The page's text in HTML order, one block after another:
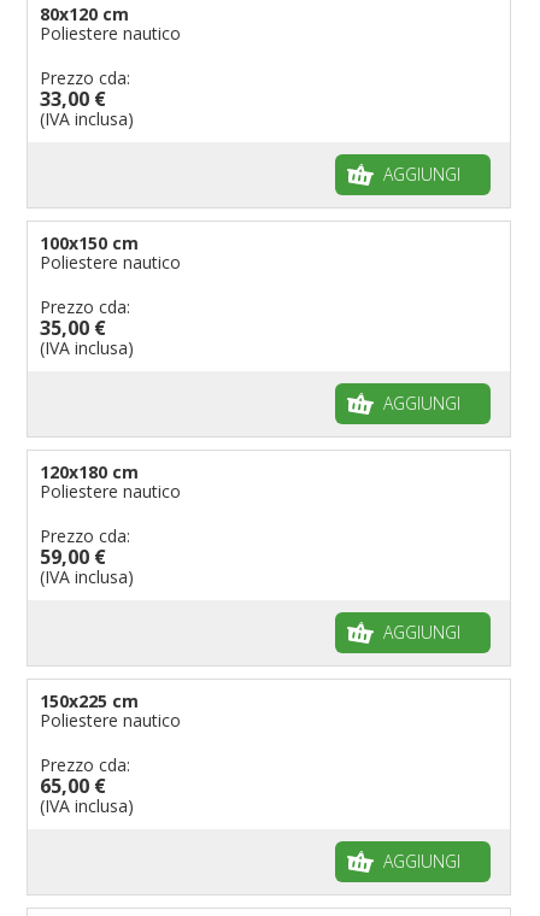
80x120 cm
Poliestere nautico
Prezzo cda:
33,00 €
(IVA inclusa)
AGGIUNGI
100x150 cm
Poliestere nautico
Prezzo cda:
35,00 €
(IVA inclusa)
AGGIUNGI
120x180 cm
Poliestere nautico
Prezzo cda:
59,00 €
(IVA inclusa)
AGGIUNGI
150x225 cm
Poliestere nautico
Prezzo cda:
65,00 €
(IVA inclusa)
AGGIUNGI